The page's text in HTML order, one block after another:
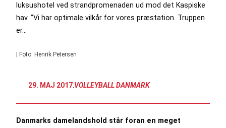
luksushotel ved strandpromenaden ud mod det Kaspiske
hav. ”Vi har optimale vilkår for vores præstation. Truppen
er…
| Foto: Henrik Petersen
29. MAJ 2017:VOLLEYBALL DANMARK
Danmarks damelandshold står foran en meget